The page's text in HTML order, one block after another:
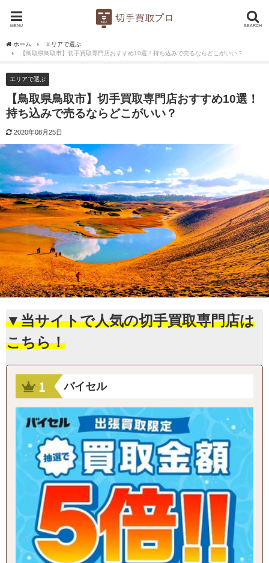
MENU SEARCH
ホーム
エリアで選ぶ
【鳥取県鳥取市】切手買取専門店おすすめ10選！持ち込みで売るならどこがいい？
エリアで選ぶ
【鳥取県鳥取市】切手買取専門店おすすめ10選！
持ち込みで売るならどこがいい？
2020年08月25日
▼当サイトで人気の切手買取専門店は
こちら！
バイセル